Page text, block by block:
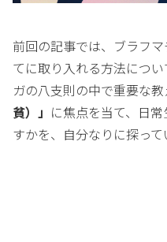
前回の記事では、ブラフ
てに取り入れる方法につ
ガの八支則の中で重要な
貧）」 に焦点を当て、日
すかを、自分なりに探って